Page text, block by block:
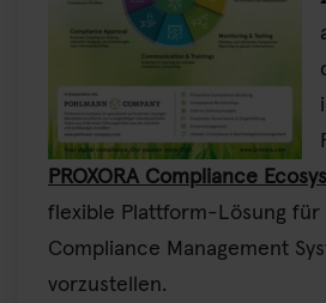
PROXORA Compliance
flexible Plattform-Lösung für
Compliance Management
vorzustellen.